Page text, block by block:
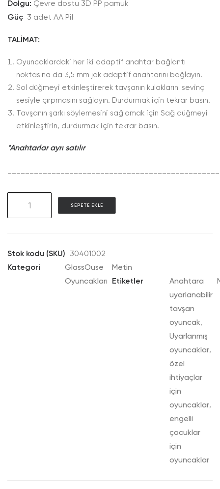
Dolgu: Çevre dostu 3D PP pamuk
Güç 3 adet AA Pil
TALİMAT:
Oyuncaklardaki her iki adaptif anahtar bağlantı
noktasına da 3,5 mm jak adaptif anahtarını bağlayın.
Sol düğmeyi etkinleştirerek tavşanın kulaklarını sevinç
sesiyle çırpmasını sağlayın. Durdurmak için tekrar basın.
Tavşanın şarkı söylemesini sağlamak için Sağ düğmeyi
etkinleştirin, durdurmak için tekrar basın.
*Anahtarlar ayrı satılır
Singing
SEPETE EKLE
Stok kodu (SKU) 30401002
Kategori
GlassOuse
Oyuncakları
Metin
Etiketler
Anahtara
uyarlanabilir
tavşan
oyuncak,
Uyarlanmış
oyuncaklar,
özel
ihtiyaçlar
için
oyuncaklar,
engelli
çocuklar
için
oyuncaklar